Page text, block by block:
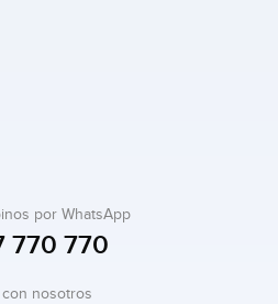
por WhatsApp
770 770
con nosotros